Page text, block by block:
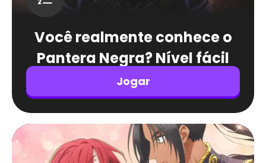
Você realmente conhece o
Pantera Negra? Nível fácil
Jogar